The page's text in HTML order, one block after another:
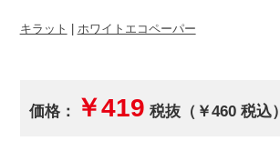
キラット ホワイトエコペーパー
価格： ￥419 税抜（￥460 税込）